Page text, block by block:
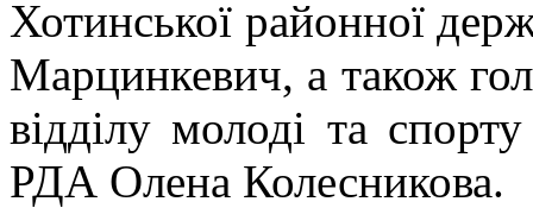
Хотинської районної
Марцинкевич, а також
відділу молоді та
РДА Олена Колесникова.